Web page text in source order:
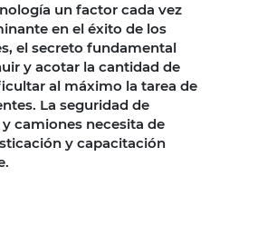
un factor cada vez
en el éxito de los
el secreto fundamental
y acotar la cantidad de
al máximo la tarea de
La seguridad de
camiones necesita de
y capacitación